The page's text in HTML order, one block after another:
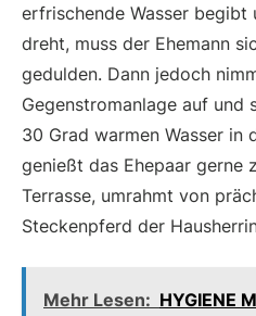
erfrischende Wasser begibt
dreht, muss der Ehemann
gedulden. Dann jedoch
Gegenstromanlage auf und
30 Grad warmen Wasser in
genießt das Ehepaar gerne
Terrasse, umrahmt von
Steckenpferd der
Mehr Lesen: HYGIENE